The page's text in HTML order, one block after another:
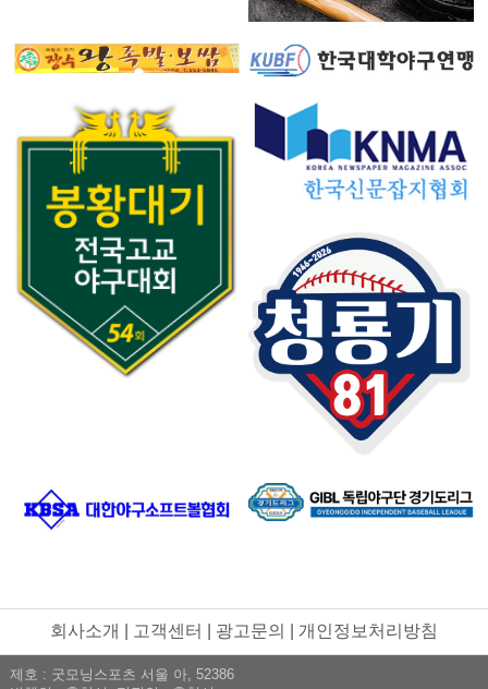
회사소개 고객센터 광고문의 개인정보처리방침
제호 : 굿모닝스포츠 서울 아, 52386